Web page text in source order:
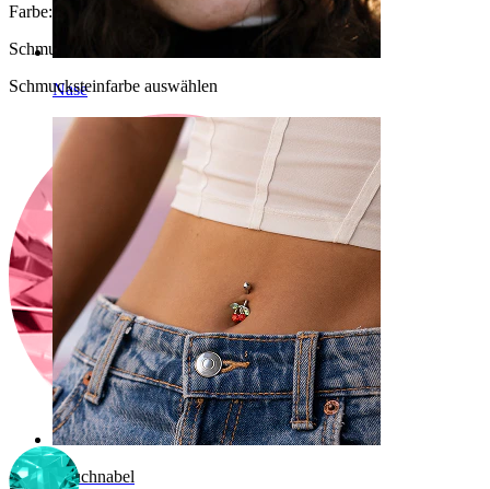
Nase
Bauchnabel
Farbe:
Schmucksteinfarbe
Schmucksteinfarbe auswählen